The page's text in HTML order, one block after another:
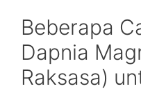
Beberapa
Dapnia
Raksasa)